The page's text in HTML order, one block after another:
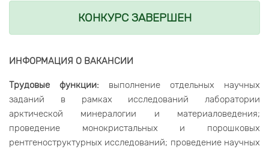
КОНКУРС ЗАВЕРШЕН
ИНФОРМАЦИЯ О ВАКАНСИИ
Трудовые функции: выполнение отдельных научных
заданий в рамках исследований лаборатории
арктической минералогии и материаловедения;
проведение монокристальных и порошковых
рентгеноструктурных исследований; проведение научных